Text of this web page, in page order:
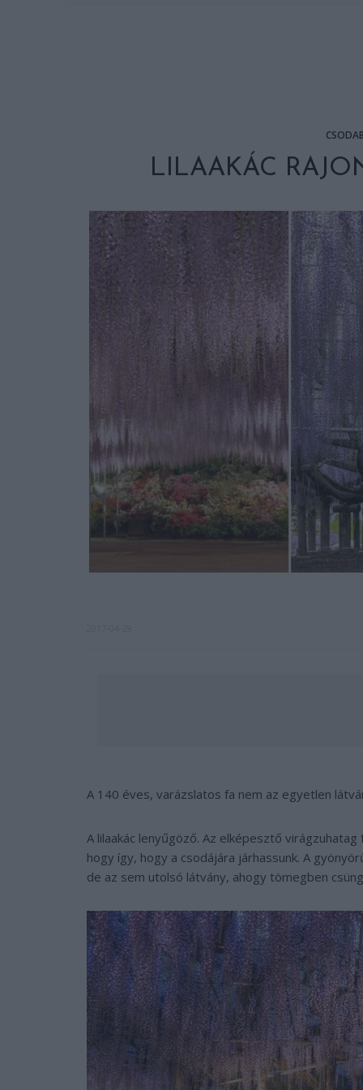
LILAAKÁC
A 140 éves, varázslatos fa nem az egyetlen
A lilaakác lenyűgöző. Az elképesztő
hogy így, hogy a csodájára járhassunk. A
de az sem utolsó látvány, ahogy tömegben